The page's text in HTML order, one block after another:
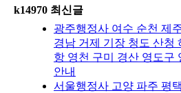
k14970 최신글
광주행정사 여수 순천 제
경남 거제 기장 청도 산청
항 영천 구미 경산 영도구
안내
서울행정사 고양 파주 평